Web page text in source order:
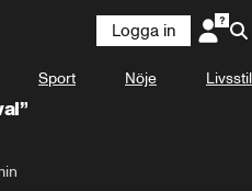
Logga in
Sport Nöje Livsstil